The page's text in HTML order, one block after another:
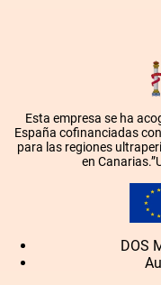
Esta empresa se ha
España cofinanciadas
para las regiones
en
DOS